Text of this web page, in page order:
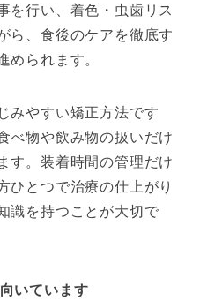
を行い、着色・虫歯リス
ら、食後のケアを徹底す
められます。
みやすい矯正方法です
べ物や飲み物の扱いだけ
す。装着時間の管理だけ
ひとつで治療の仕上がり
識を持つことが大切で
いています